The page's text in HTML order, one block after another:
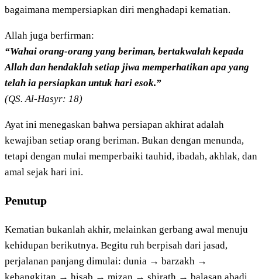
bagaimana mempersiapkan diri menghadapi kematian.
Allah juga berfirman:
“Wahai orang-orang yang beriman, bertakwalah kepada
Allah dan hendaklah setiap jiwa memperhatikan apa yang
telah ia persiapkan untuk hari esok.”
(QS. Al-Hasyr: 18)
Ayat ini menegaskan bahwa persiapan akhirat adalah
kewajiban setiap orang beriman. Bukan dengan menunda,
tetapi dengan mulai memperbaiki tauhid, ibadah, akhlak, dan
amal sejak hari ini.
Penutup
Kematian bukanlah akhir, melainkan gerbang awal menuju
kehidupan berikutnya. Begitu ruh berpisah dari jasad,
perjalanan panjang dimulai: dunia → barzakh →